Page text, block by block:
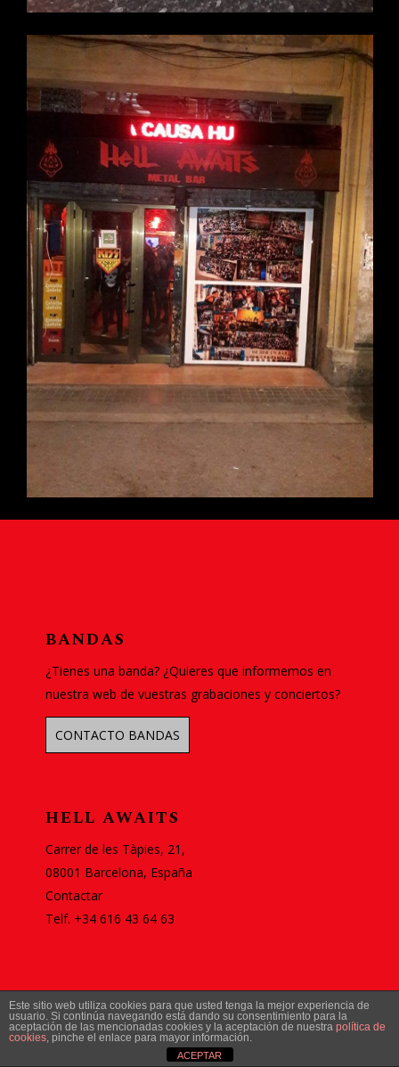
BANDAS
¿Tienes una banda? ¿Quieres que informemos en
nuestra web de vuestras grabaciones y conciertos?
CONTACTO BANDAS
HELL AWAITS
Carrer de les Tàpies, 21,
08001 Barcelona, España
Contactar
Telf. +34 616 43 64 63
© 2026 Hell Awaits.Diseño web Barcelona
Este sitio web utiliza cookies para que usted tenga la mejor experiencia de
usuario. Si continúa navegando está dando su consentimiento para la
aceptación de las mencionadas cookies y la aceptación de nuestra política de
cookies, pinche el enlace para mayor información.
ACEPTAR